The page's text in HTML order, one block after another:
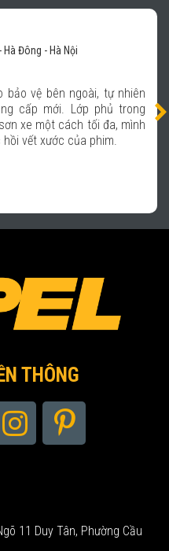
Hà Đông - Hà Nội
vệ bên ngoài, tự nhiên
cấp mới. Lớp phủ trong
xe một cách tối đa, mình
vết xước của phim.
THÔNG
11 Duy Tân, Phường Cầu